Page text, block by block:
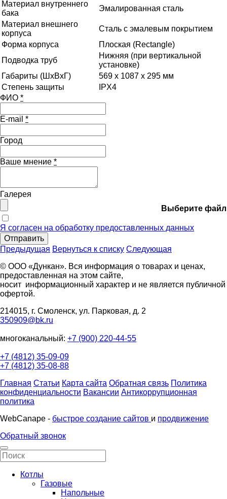
Материал внутреннего
бака
Эмалированная сталь
Материал внешнего
корпуса
Сталь с эмалевым покрытием
Форма корпуса
Плоская (Rectangle)
Подводка труб
Нижняя (при вертикальной
установке)
Габариты (ШхВхГ)
569 x 1087 x 295 мм
Степень защиты
IPX4
ФИО *
E-mail *
Город
Ваше мнение *
Галерея
Выберите файл
Я согласен на обработку предоставленных данных
Отправить
Предыдущая Вернуться к списку Следующая
© ООО «Дункан». Вся информация о товарах и ценах,
предоставленная на этом сайте,
носит информационный характер и не является публичной
офертой.
214015, г. Смоленск, ул. Парковая, д. 2
350909@bk.ru
многоканальный: +7 (900) 220-44-55
+7 (4812) 35-09-09
+7 (4812) 35-08-88
Главная Статьи Карта сайта Обратная связь Политика
конфиденциальности Вакансии Антикоррупционная
политика
WebCanape - быстрое создание сайтов и продвижение
Обратный звонок
Котлы
Газовые
Напольные